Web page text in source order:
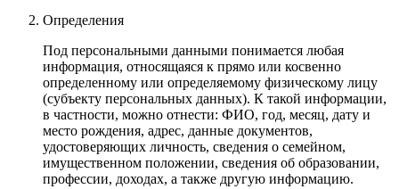
Определения
Под персональными данными понимается любая
информация, относящаяся к прямо или косвенно
определенному или определяемому физическому лицу
(субъекту персональных данных). К такой информации,
в частности, можно отнести: ФИО, год, месяц, дату и
место рождения, адрес, данные документов,
удостоверяющих личность, сведения о семейном,
имущественном положении, сведения об образовании,
профессии, доходах, а также другую информацию.